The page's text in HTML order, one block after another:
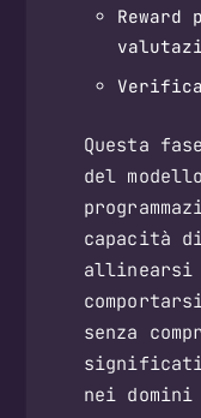
Questa
del
capacità
allinearsi
senza
nei